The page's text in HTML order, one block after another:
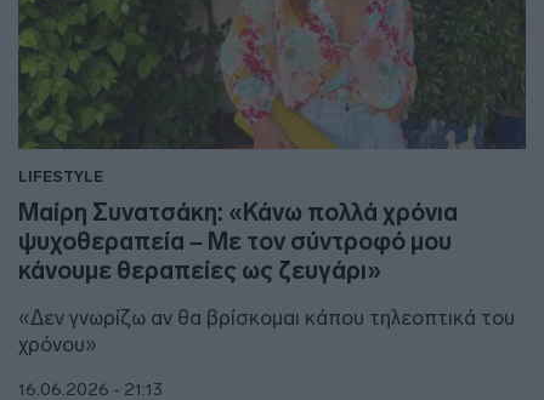
LIFESTYLE
Μαίρη Συνατσάκη: «Κάνω πολλά χρόνια
ψυχοθεραπεία – Με τον σύντροφό μου
κάνουμε θεραπείες ως ζευγάρι»
«Δεν γνωρίζω αν θα βρίσκομαι κάπου τηλεοπτικά του
χρόνου»
16.06.2026 - 21:13